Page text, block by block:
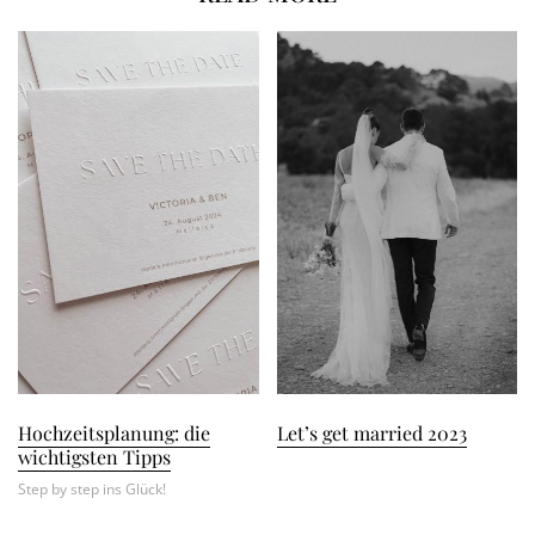
Hochzeitsplanung: die
wichtigsten Tipps
Step by step ins Glück!
Let’s get married 2023